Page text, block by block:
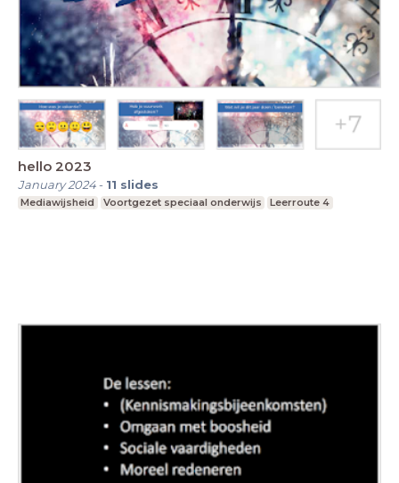
hello 2023
January 2024- 11 slides
Mediawijsheid Voortgezet speciaal onderwijs Leerroute 4